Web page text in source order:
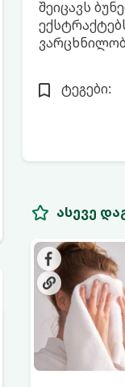
შეიცავს
ტეგები:
ასევე